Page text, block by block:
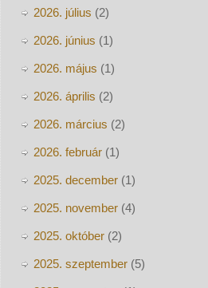
2026. július (2)
2026. június (1)
2026. május (1)
2026. április (2)
2026. március (2)
2026. február(1)
2025. december(1)
2025. november(4)
2025. október(2)
2025. szeptember(5)